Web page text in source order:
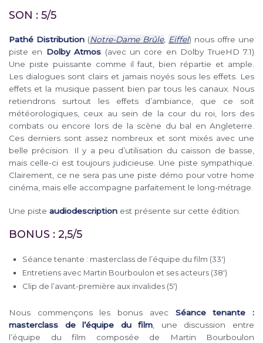
SON : 5/5
Pathé Distribution (Notre-Dame Brûle, Eiffel) nous offre une
piste en Dolby Atmos (avec un core en Dolby TrueHD 7.1)
Une piste puissante comme il faut, bien répartie et ample.
Les dialogues sont clairs et jamais noyés sous les effets. Les
effets et la musique passent bien par tous les canaux. Nous
retiendrons surtout les effets d’ambiance, que ce soit
météorologiques, ceux au sein de la cour du roi, lors des
combats ou encore lors de la scène du bal en Angleterre.
Ces derniers sont assez nombreux et sont mixés avec une
belle précision. Il y a peu d’utilisation du caisson de basse,
mais celle-ci est toujours judicieuse. Une piste sympathique.
Clairement, ce ne sera pas une piste démo pour votre home
cinéma, mais elle accompagne parfaitement le long-métrage.
Une piste audiodescription est présente sur cette édition.
BONUS : 2,5/5
Séance tenante : masterclass de l’équipe du film (33′)
Entretiens avec Martin Bourboulon et ses acteurs (38′)
Clip de l’avant-première aux invalides (5′)
Nous commençons les bonus avec Séance tenante :
masterclass de l’équipe du film, une discussion entre
l’équipe du film composée de Martin Bourboulon